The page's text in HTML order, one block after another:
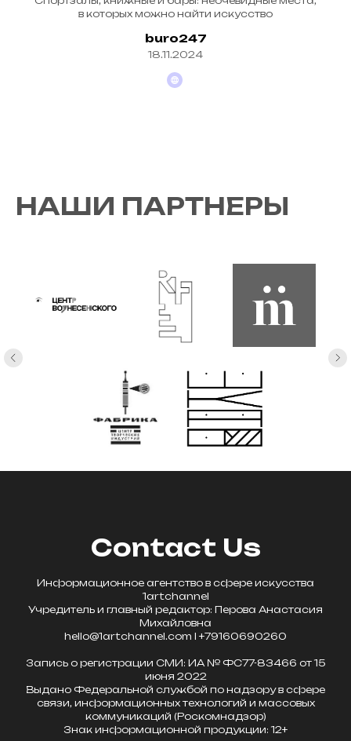
в которых можно найти искусство
buro247
18.11.2024
НАШИ ПАРТНЕРЫ
Contact Us
Информационное агентство в сфере искусства
1artchannel
Учредитель и главный редактор: Перова Анастасия
Михайловна
hello@1artchannel.com l +79160690260
Запись о регистрации СМИ: ИА № ФС77-83466 от 15
июня 2022
Выдано Федеральной службой по надзору в сфере
связи, информационных технологий и массовых
коммуникаций (Роскомнадзор)
Знак информационной продукции: 12+